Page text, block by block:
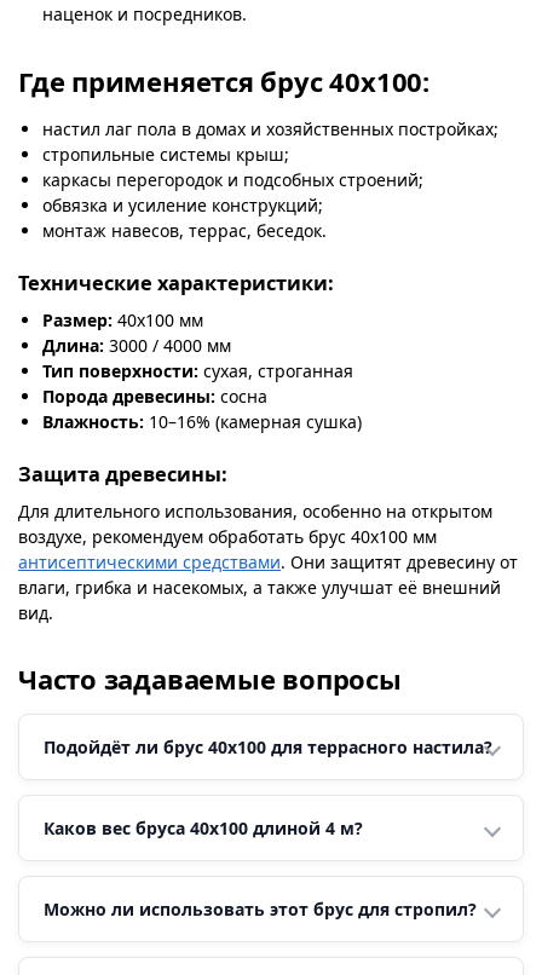
наценок и посредников.
Где применяется брус 40х100:
настил лаг пола в домах и хозяйственных постройках;
стропильные системы крыш;
каркасы перегородок и подсобных строений;
обвязка и усиление конструкций;
монтаж навесов, террас, беседок.
Технические характеристики:
Размер: 40х100 мм
Длина: 3000 / 4000 мм
Тип поверхности: сухая, строганная
Порода древесины: сосна
Влажность: 10–16% (камерная сушка)
Защита древесины:
Для длительного использования, особенно на открытом
воздухе, рекомендуем обработать брус 40х100 мм
антисептическими средствами. Они защитят древесину от
влаги, грибка и насекомых, а также улучшат её внешний
вид.
Часто задаваемые вопросы
Подойдёт ли брус 40х100 для террасного настила?
Каков вес бруса 40х100 длиной 4 м?
Можно ли использовать этот брус для стропил?